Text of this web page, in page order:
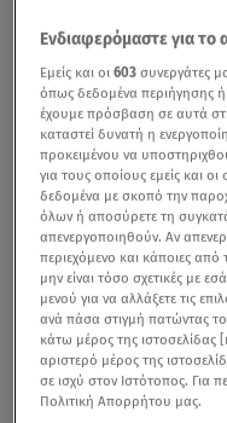
Ενδιαφερόμαστε για το
Εμείς και οι603 συνεργάτες
όπως δεδομένα περιήγησης ή
έχουμε πρόσβαση σε αυτά
καταστεί δυνατή η
προκειμένου να
για τους οποίους εμείς και
δεδομένα με σκοπό την
όλων ή αποσύρετε τη
απενεργοποιηθούν. Αν
περιεχόμενο και κάποιες από
μην είναι τόσο σχετικές με
μενού για να αλλάξετε τις
ανά πάσα στιγμή πατώντας
κάτω μέρος της ιστοσελίδας
αριστερό μέρος της
σε ισχύ στον Ιστότοπος. Για
Πολιτική Απορρήτου μας.